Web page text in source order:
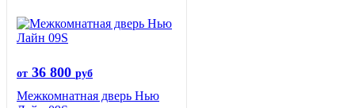
от 36 800 руб
Межкомнатная дверь Нью